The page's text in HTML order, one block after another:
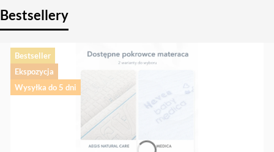
Bestsellery
Bestseller
Ekspozycja
Wysyłka do 5 dni